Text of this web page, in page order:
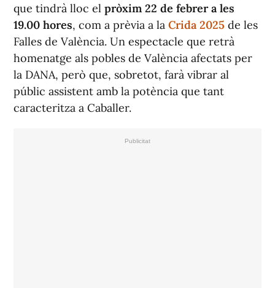
que tindrà lloc el pròxim 22 de febrer a les
19.00 hores, com a prèvia a la Crida 2025 de les
Falles de València. Un espectacle que retrà
homenatge als pobles de València afectats per
la DANA, però que, sobretot, farà vibrar al
públic assistent amb la potència que tant
caracteritza a Caballer.